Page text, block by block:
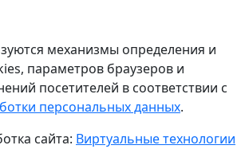
механизмы определения и
параметров браузеров и
посетителей в соответствии с
персональных данных.
сайта: Виртуальные технологии